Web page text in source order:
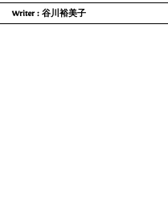
Writer : 谷川裕美子